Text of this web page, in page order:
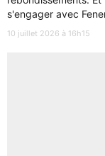
s'engager avec
10 juillet 2026 à 16h15